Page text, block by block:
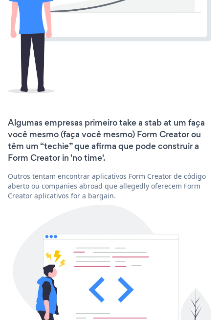
Algumas empresas primeiro take a stab at um faça
você mesmo (faça você mesmo) Form Creator ou
têm um “techie” que afirma que pode construir a
Form Creator in 'no time'.
Outros tentam encontrar aplicativos Form Creator de código
aberto ou companies abroad que allegedly oferecem Form
Creator aplicativos for a bargain.